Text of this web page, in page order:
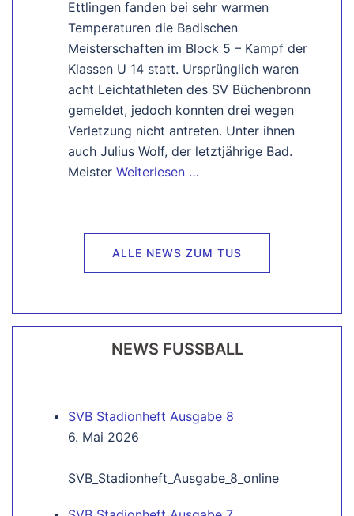
Ettlingen fanden bei sehr warmen
Temperaturen die Badischen
Meisterschaften im Block 5 – Kampf der
Klassen U 14 statt. Ursprünglich waren
acht Leichtathleten des SV Büchenbronn
gemeldet, jedoch konnten drei wegen
Verletzung nicht antreten. Unter ihnen
auch Julius Wolf, der letztjährige Bad.
Meister Weiterlesen …
ALLE NEWS ZUM TUS
NEWS FUSSBALL
SVB Stadionheft Ausgabe 8
6. Mai 2026
SVB_Stadionheft_Ausgabe_8_online